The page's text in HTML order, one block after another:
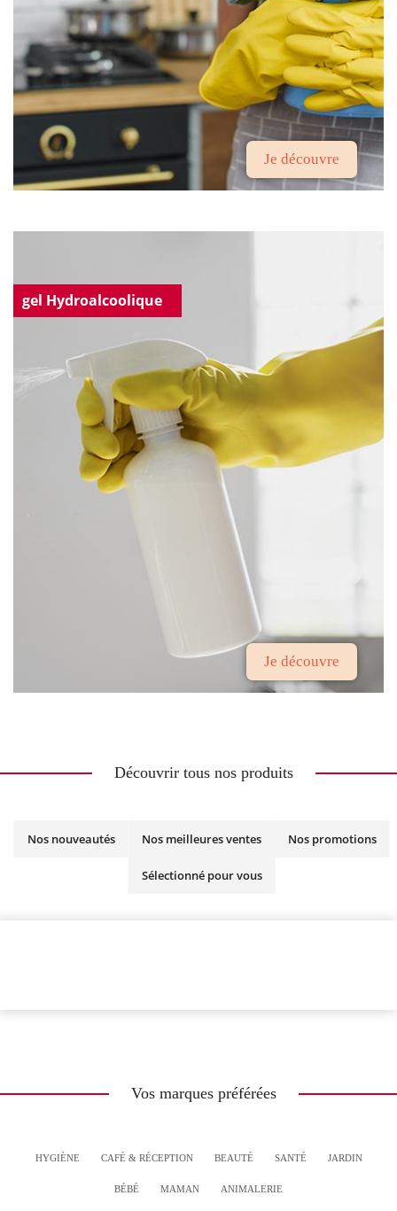
Je découvre
gel Hydroalcoolique
Je découvre
Découvrir tous nos produits
Nos nouveautés Nos meilleures ventes Nos promotions
Sélectionné pour vous
Vos marques préférées
HYGIÈNE CAFÉ & RÉCEPTION BEAUTÉ SANTÉ JARDIN
BÉBÉ MAMAN ANIMALERIE